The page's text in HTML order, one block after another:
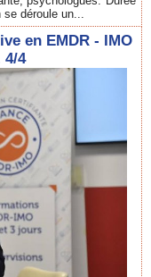
déroule un...
en EMDR - IMO
4/4